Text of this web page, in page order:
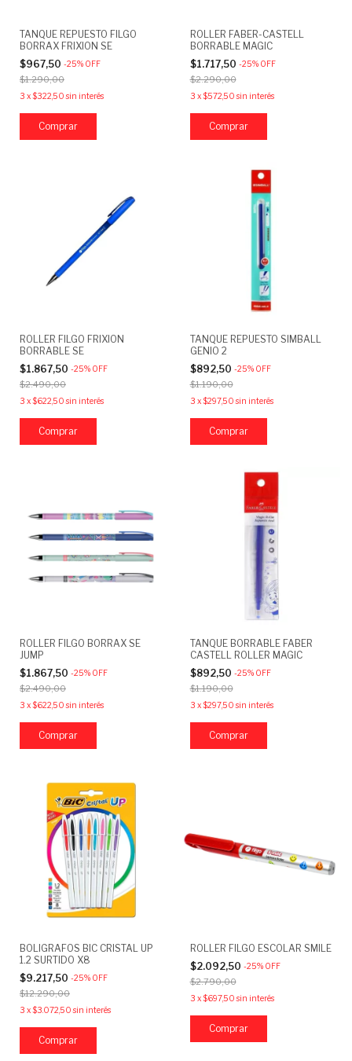
TANQUE REPUESTO FILGO
BORRAX FRIXION SE
$967,50 -25% OFF
$1.290,00
3 x$322,50 sin interés
ROLLER FABER-CASTELL
BORRABLE MAGIC
$1.717,50 -25% OFF
$2.290,00
3 x$572,50 sin interés
Comprar
ROLLER FILGO FRIXION
BORRABLE SE
$1.867,50 -25% OFF
$2.490,00
3 x$622,50 sin interés
TANQUE REPUESTO SIMBALL
GENIO 2
$892,50 -25% OFF
$1.190,00
3 x$297,50 sin interés
ROLLER FILGO BORRAX SE
JUMP
$1.867,50 -25% OFF
$2.490,00
3 x$622,50 sin interés
TANQUE BORRABLE FABER
CASTELL ROLLER MAGIC
$892,50 -25% OFF
$1.190,00
3 x$297,50 sin interés
BOLIGRAFOS BIC CRISTAL UP
1.2 SURTIDO X8
$9.217,50 -25% OFF
$12.290,00
3 x$3.072,50 sin interés
ROLLER FILGO ESCOLAR SMILE
$2.092,50 -25% OFF
$2.790,00
3 x$697,50 sin interés